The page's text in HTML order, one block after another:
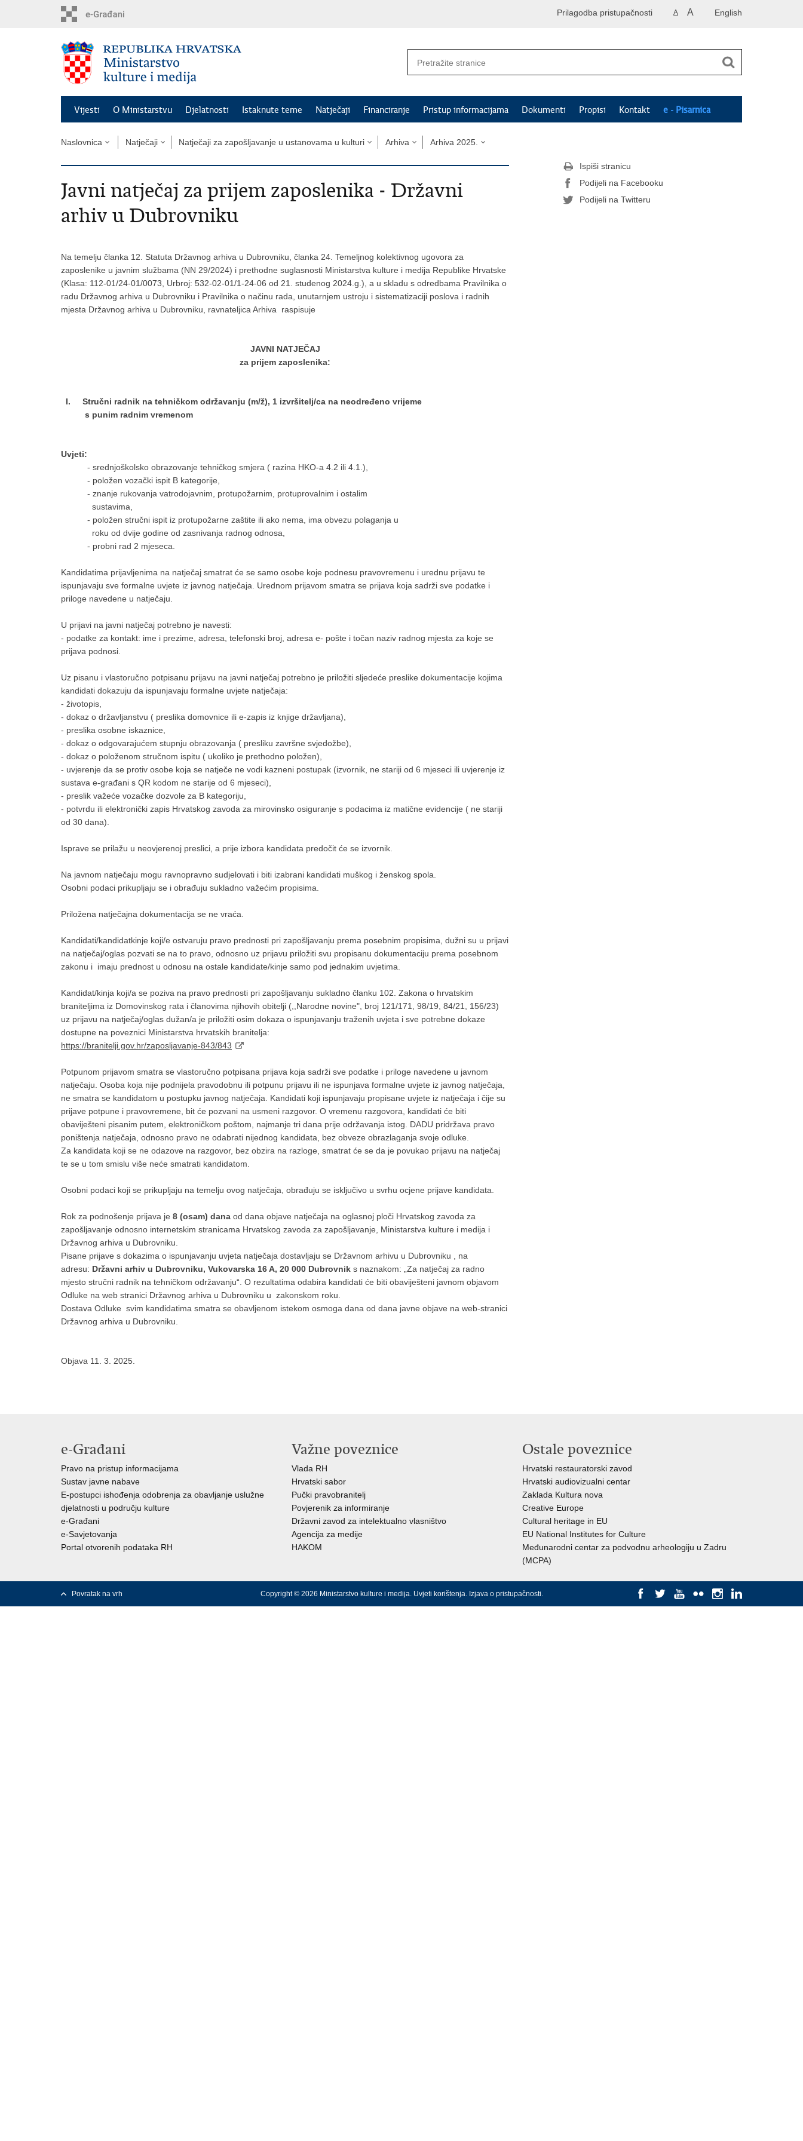
English
A A
Prilagodba pristupačnosti
Vijesti O Ministarstvu Djelatnosti Istaknute teme Natječaji Financiranje Pristup informacijama Dokumenti Propisi Kontakt e - Pisarnica
Naslovnica Natječaji Natječaji za zapošljavanje u ustanovama u kulturi Arhiva Arhiva 2025.
Javni natječaj za prijem zaposlenika - Državni
arhiv u Dubrovniku
Na temelju članka 12. Statuta Državnog arhiva u Dubrovniku, članka 24. Temeljnog kolektivnog ugovora za
zaposlenike u javnim službama (NN 29/2024) i prethodne suglasnosti Ministarstva kulture i medija Republike Hrvatske
(Klasa: 112-01/24-01/0073, Urbroj: 532-02-01/1-24-06 od 21. studenog 2024.g.), a u skladu s odredbama Pravilnika o
radu Državnog arhiva u Dubrovniku i Pravilnika o načinu rada, unutarnjem ustroju i sistematizaciji poslova i radnih
mjesta Državnog arhiva u Dubrovniku, ravnateljica Arhiva raspisuje
JAVNI NATJEČAJ
za prijem zaposlenika:
I. Stručni radnik na tehničkom održavanju (m/ž), 1 izvršitelj/ca na neodređeno vrijeme
s punim radnim vremenom
Uvjeti:
- srednjoškolsko obrazovanje tehničkog smjera ( razina HKO-a 4.2 ili 4.1.),
- položen vozački ispit B kategorije,
- znanje rukovanja vatrodojavnim, protupožarnim, protuprovalnim i ostalim
sustavima,
- položen stručni ispit iz protupožarne zaštite ili ako nema, ima obvezu polaganja u
roku od dvije godine od zasnivanja radnog odnosa,
- probni rad 2 mjeseca.
Kandidatima prijavljenima na natječaj smatrat će se samo osobe koje podnesu pravovremenu i urednu prijavu te
ispunjavaju sve formalne uvjete iz javnog natječaja. Urednom prijavom smatra se prijava koja sadrži sve podatke i
priloge navedene u natječaju.
U prijavi na javni natječaj potrebno je navesti:
- podatke za kontakt: ime i prezime, adresa, telefonski broj, adresa e- pošte i točan naziv radnog mjesta za koje se
prijava podnosi.
Uz pisanu i vlastoručno potpisanu prijavu na javni natječaj potrebno je priložiti sljedeće preslike dokumentacije kojima
kandidati dokazuju da ispunjavaju formalne uvjete natječaja:
- životopis,
- dokaz o državljanstvu ( preslika domovnice ili e-zapis iz knjige državljana),
- preslika osobne iskaznice,
- dokaz o odgovarajućem stupnju obrazovanja ( presliku završne svjedožbe),
- dokaz o položenom stručnom ispitu ( ukoliko je prethodno položen),
- uvjerenje da se protiv osobe koja se natječe ne vodi kazneni postupak (izvornik, ne stariji od 6 mjeseci ili uvjerenje iz
sustava e-građani s QR kodom ne starije od 6 mjeseci),
- preslik važeće vozačke dozvole za B kategoriju,
- potvrdu ili elektronički zapis Hrvatskog zavoda za mirovinsko osiguranje s podacima iz matične evidencije ( ne stariji
od 30 dana).
Isprave se prilažu u neovjerenoj preslici, a prije izbora kandidata predočit će se izvornik.
Na javnom natječaju mogu ravnopravno sudjelovati i biti izabrani kandidati muškog i ženskog spola.
Osobni podaci prikupljaju se i obrađuju sukladno važećim propisima.
Priložena natječajna dokumentacija se ne vraća.
Kandidati/kandidatkinje koji/e ostvaruju pravo prednosti pri zapošljavanju prema posebnim propisima, dužni su u prijavi
na natječaj/oglas pozvati se na to pravo, odnosno uz prijavu priložiti svu propisanu dokumentaciju prema posebnom
zakonu i imaju prednost u odnosu na ostale kandidate/kinje samo pod jednakim uvjetima.
Kandidat/kinja koji/a se poziva na pravo prednosti pri zapošljavanju sukladno članku 102. Zakona o hrvatskim
braniteljima iz Domovinskog rata i članovima njihovih obitelji (,,Narodne novine", broj 121/171, 98/19, 84/21, 156/23)
uz prijavu na natječaj/oglas dužan/a je priložiti osim dokaza o ispunjavanju traženih uvjeta i sve potrebne dokaze
dostupne na poveznici Ministarstva hrvatskih branitelja:
https://branitelji.gov.hr/zaposljavanje-843/843
Potpunom prijavom smatra se vlastoručno potpisana prijava koja sadrži sve podatke i priloge navedene u javnom
natječaju. Osoba koja nije podnijela pravodobnu ili potpunu prijavu ili ne ispunjava formalne uvjete iz javnog natječaja,
ne smatra se kandidatom u postupku javnog natječaja. Kandidati koji ispunjavaju propisane uvjete iz natječaja i čije su
prijave potpune i pravovremene, bit će pozvani na usmeni razgovor. O vremenu razgovora, kandidati će biti
obaviješteni pisanim putem, elektroničkom poštom, najmanje tri dana prije održavanja istog. DADU pridržava pravo
poništenja natječaja, odnosno pravo ne odabrati nijednog kandidata, bez obveze obrazlaganja svoje odluke.
Za kandidata koji se ne odazove na razgovor, bez obzira na razloge, smatrat će se da je povukao prijavu na natječaj
te se u tom smislu više neće smatrati kandidatom.
Osobni podaci koji se prikupljaju na temelju ovog natječaja, obrađuju se isključivo u svrhu ocjene prijave kandidata.
Rok za podnošenje prijava je 8 (osam) dana od dana objave natječaja na oglasnoj ploči Hrvatskog zavoda za
zapošljavanje odnosno internetskim stranicama Hrvatskog zavoda za zapošljavanje, Ministarstva kulture i medija i
Državnog arhiva u Dubrovniku.
Pisane prijave s dokazima o ispunjavanju uvjeta natječaja dostavljaju se Državnom arhivu u Dubrovniku , na
adresu: Državni arhiv u Dubrovniku, Vukovarska 16 A, 20 000 Dubrovnik s naznakom: „Za natječaj za radno
mjesto stručni radnik na tehničkom održavanju“. O rezultatima odabira kandidati će biti obaviješteni javnom objavom
Odluke na web stranici Državnog arhiva u Dubrovniku u zakonskom roku.
Dostava Odluke svim kandidatima smatra se obavljenom istekom osmoga dana od dana javne objave na web-stranici
Državnog arhiva u Dubrovniku.
Objava 11. 3. 2025.
Ispiši stranicu
Podijeli na Facebooku
Podijeli na Twitteru
e-Građani
Pravo na pristup informacijama
Sustav javne nabave
E-postupci ishođenja odobrenja za obavljanje uslužne
djelatnosti u području kulture
e-Građani
e-Savjetovanja
Portal otvorenih podataka RH
Važne poveznice
Vlada RH
Hrvatski sabor
Pučki pravobranitelj
Povjerenik za informiranje
Državni zavod za intelektualno vlasništvo
Agencija za medije
HAKOM
Ostale poveznice
Hrvatski restauratorski zavod
Hrvatski audiovizualni centar
Zaklada Kultura nova
Creative Europe
Cultural heritage in EU
EU National Institutes for Culture
Međunarodni centar za podvodnu arheologiju u Zadru
(MCPA)
Povratak na vrh Copyright © 2026 Ministarstvo kulture i medija. Uvjeti korištenja. Izjava o pristupačnosti.